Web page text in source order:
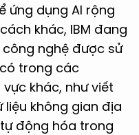
ứng dụng AI rộng
khác, IBM đang
nghệ được sử
trong các
khác, như viết
không gian địa
động hóa trong